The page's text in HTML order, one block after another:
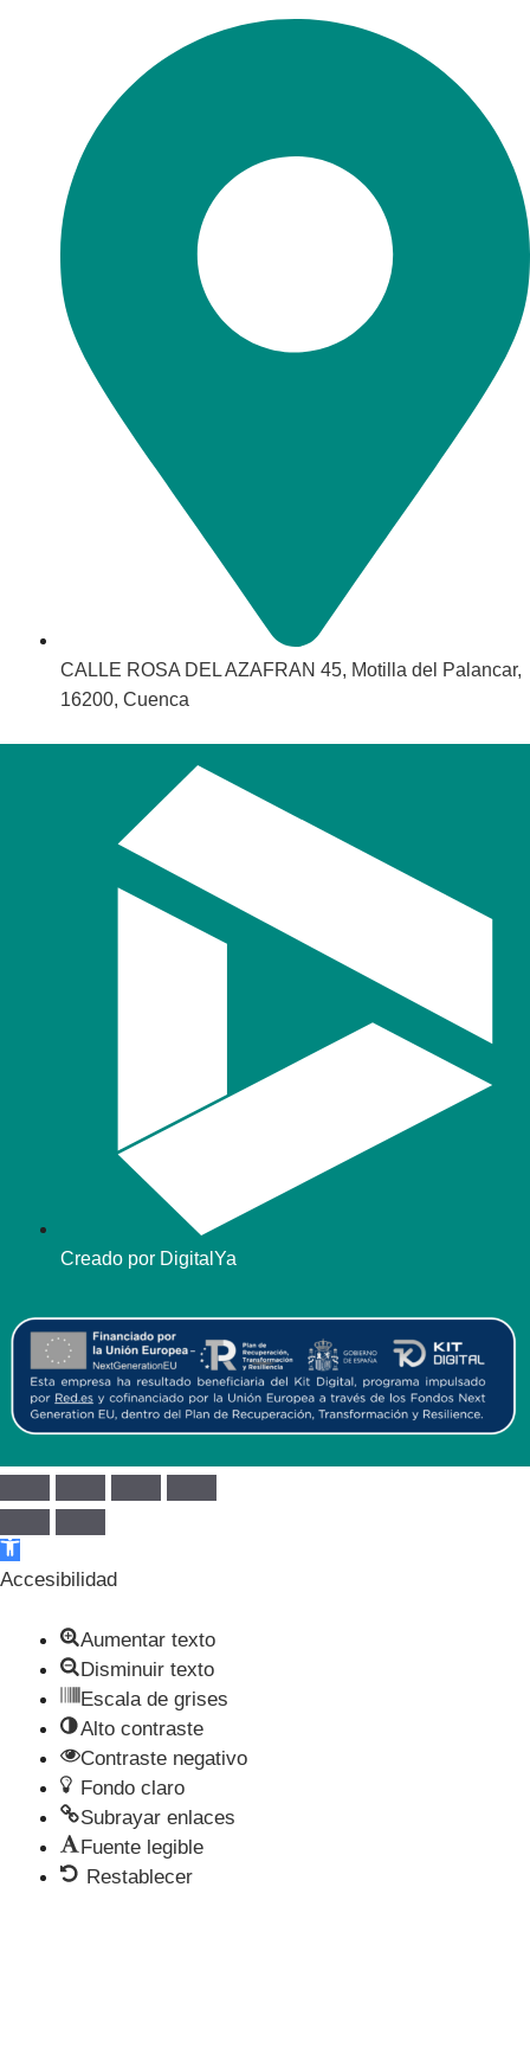
CALLE ROSA DEL AZAFRAN 45, Motilla del Palancar,
16200, Cuenca
Creado por DigitalYa
Abrir barra de herramientas
Accesibilidad
Aumentar texto
Disminuir texto
Escala de grises
Alto contraste
Contraste negativo
Fondo claro
Subrayar enlaces
Fuente legible
Restablecer